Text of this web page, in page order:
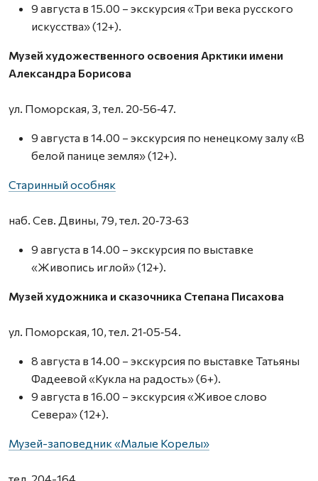
9 августа в 15.00 – экскурсия «Три века русского
искусства» (12+).
Музей художественного освоения Арктики имени
Александра Борисова
ул. Поморская, 3, тел. 20‑56‑47.
9 августа в 14.00 – экскурсия по ненецкому залу «В
белой панице земля» (12+).
Старинный особняк
наб. Сев. Двины, 79, тел. 20‑73‑63
9 августа в 14.00 – экскурсия по выставке
«Живопись иглой» (12+).
Музей художника и сказочника Степана Писахова
ул. Поморская, 10, тел. 21‑05‑54.
8 августа в 14.00 – экскурсия по выставке Татьяны
Фадеевой «Кукла на радость» (6+).
9 августа в 16.00 – экскурсия «Живое слово
Севера» (12+).
Музей-заповедник «Малые Корелы»
тел. 204-164